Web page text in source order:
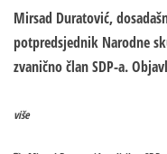
Mirsad Duratović,
potpredsjednik Narodne
zvanično član SDP-a.
više